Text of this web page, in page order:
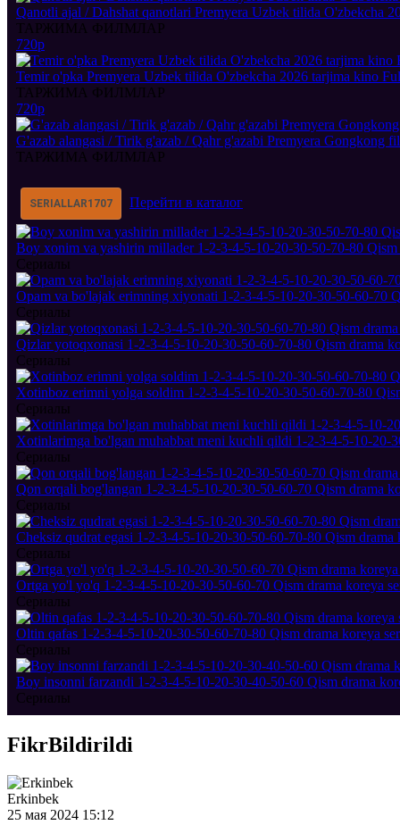
Qanotli ajal / Dahshat qanotlari Premyera Uzbek tilida O'zbekcha
ТАРЖИМА ФИЛМЛАР
720p
Temir o'pka Premyera Uzbek tilida O'zbekcha 2026 tarjima kino
ТАРЖИМА ФИЛМЛАР
720p
G'azab alangasi / Tirik g'azab / Qahr g'azabi Premyera Gongkong
ТАРЖИМА ФИЛМЛАР
SERIALLAR1707 Перейти в каталог
Boy xonim va yashirin millader 1-2-3-4-5-10-20-30-50-70-80
Сериалы
Opam va bo'lajak erimning xiyonati 1-2-3-4-5-10-20-30-50-60-70
Сериалы
Qizlar yotoqxonasi 1-2-3-4-5-10-20-30-50-60-70-80 Qism drama
Сериалы
Xotinboz erimni yolga soldim 1-2-3-4-5-10-20-30-50-60-70-80
Сериалы
Xotinlarimga bo'lgan muhabbat meni kuchli qildi 1-2-3-4-5-10-20-
Сериалы
Qon orqali bog'langan 1-2-3-4-5-10-20-30-50-60-70 Qism drama
Сериалы
Cheksiz qudrat egasi 1-2-3-4-5-10-20-30-50-60-70-80 Qism
Сериалы
Ortga yo'l yo'q 1-2-3-4-5-10-20-30-50-60-70 Qism drama koreya
Сериалы
Oltin qafas 1-2-3-4-5-10-20-30-50-60-70-80 Qism drama koreya
Сериалы
Boy insonni farzandi 1-2-3-4-5-10-20-30-40-50-60 Qism drama
Сериалы
FikrBildirildi
Erkinbek
25 мая 2024 15:12